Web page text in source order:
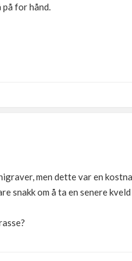
for hånd.
men dette var en
snakk om å ta en senere